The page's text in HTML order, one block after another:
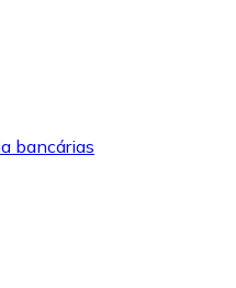
bancárias